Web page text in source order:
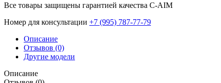
Все товары защищены гарантией качества С-AIM
Номер для консультации ‎+7 (995) 787-77-79
Описание
Отзывов (0)
Другие модели
Описание